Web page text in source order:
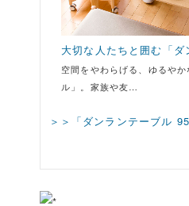
大切な人たちと囲む「ダ
空間をやわらげる、ゆるや
ル」。家族や友…
＞＞「ダンランテーブル